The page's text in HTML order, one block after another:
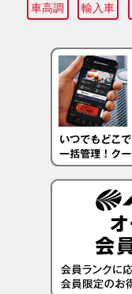
車高調 輸入車